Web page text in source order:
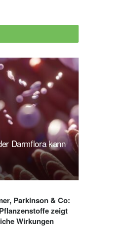
Darmflora kann
Parkinson & Co:
zeigt
Wirkungen